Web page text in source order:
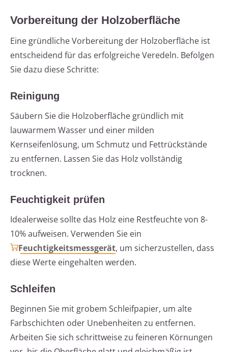
Vorbereitung der Holzoberfläche
Eine gründliche Vorbereitung der Holzoberfläche ist
entscheidend für das erfolgreiche Veredeln. Befolgen
Sie dazu diese Schritte:
Reinigung
Säubern Sie die Holzoberfläche gründlich mit
lauwarmem Wasser und einer milden
Kernseifenlösung, um Schmutz und Fettrückstände
zu entfernen. Lassen Sie das Holz vollständig
trocknen.
Feuchtigkeit prüfen
Idealerweise sollte das Holz eine Restfeuchte von 8-
10% aufweisen. Verwenden Sie ein
Feuchtigkeitsmessgerät, um sicherzustellen, dass
diese Werte eingehalten werden.
Schleifen
Beginnen Sie mit grobem Schleifpapier, um alte
Farbschichten oder Unebenheiten zu entfernen.
Arbeiten Sie sich schrittweise zu feineren Körnungen